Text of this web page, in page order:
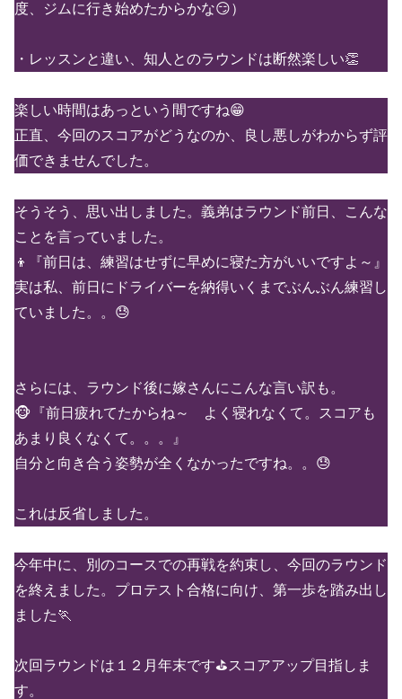
度、ジムに行き始めたからかな😏）
・レッスンと違い、知人とのラウンドは断然楽しい👏
楽しい時間はあっという間ですね😁
正直、今回のスコアがどうなのか、良し悪しがわからず評
価できませんでした。
そうそう、思い出しました。義弟はラウンド前日、こんな
ことを言っていました。
👦『前日は、練習はせずに早めに寝た方がいいですよ～』
実は私、前日にドライバーを納得いくまでぶんぶん練習し
ていました。。😓
さらには、ラウンド後に嫁さんにこんな言い訳も。
🐵『前日疲れてたからね～ よく寝れなくて。スコアも
あまり良くなくて。。。』
自分と向き合う姿勢が全くなかったですね。。😓
これは反省しました。
今年中に、別のコースでの再戦を約束し、今回のラウンド
を終えました。プロテスト合格に向け、第一歩を踏み出し
ました🏃
次回ラウンドは１２月年末です⛳スコアアップ目指しま
す。